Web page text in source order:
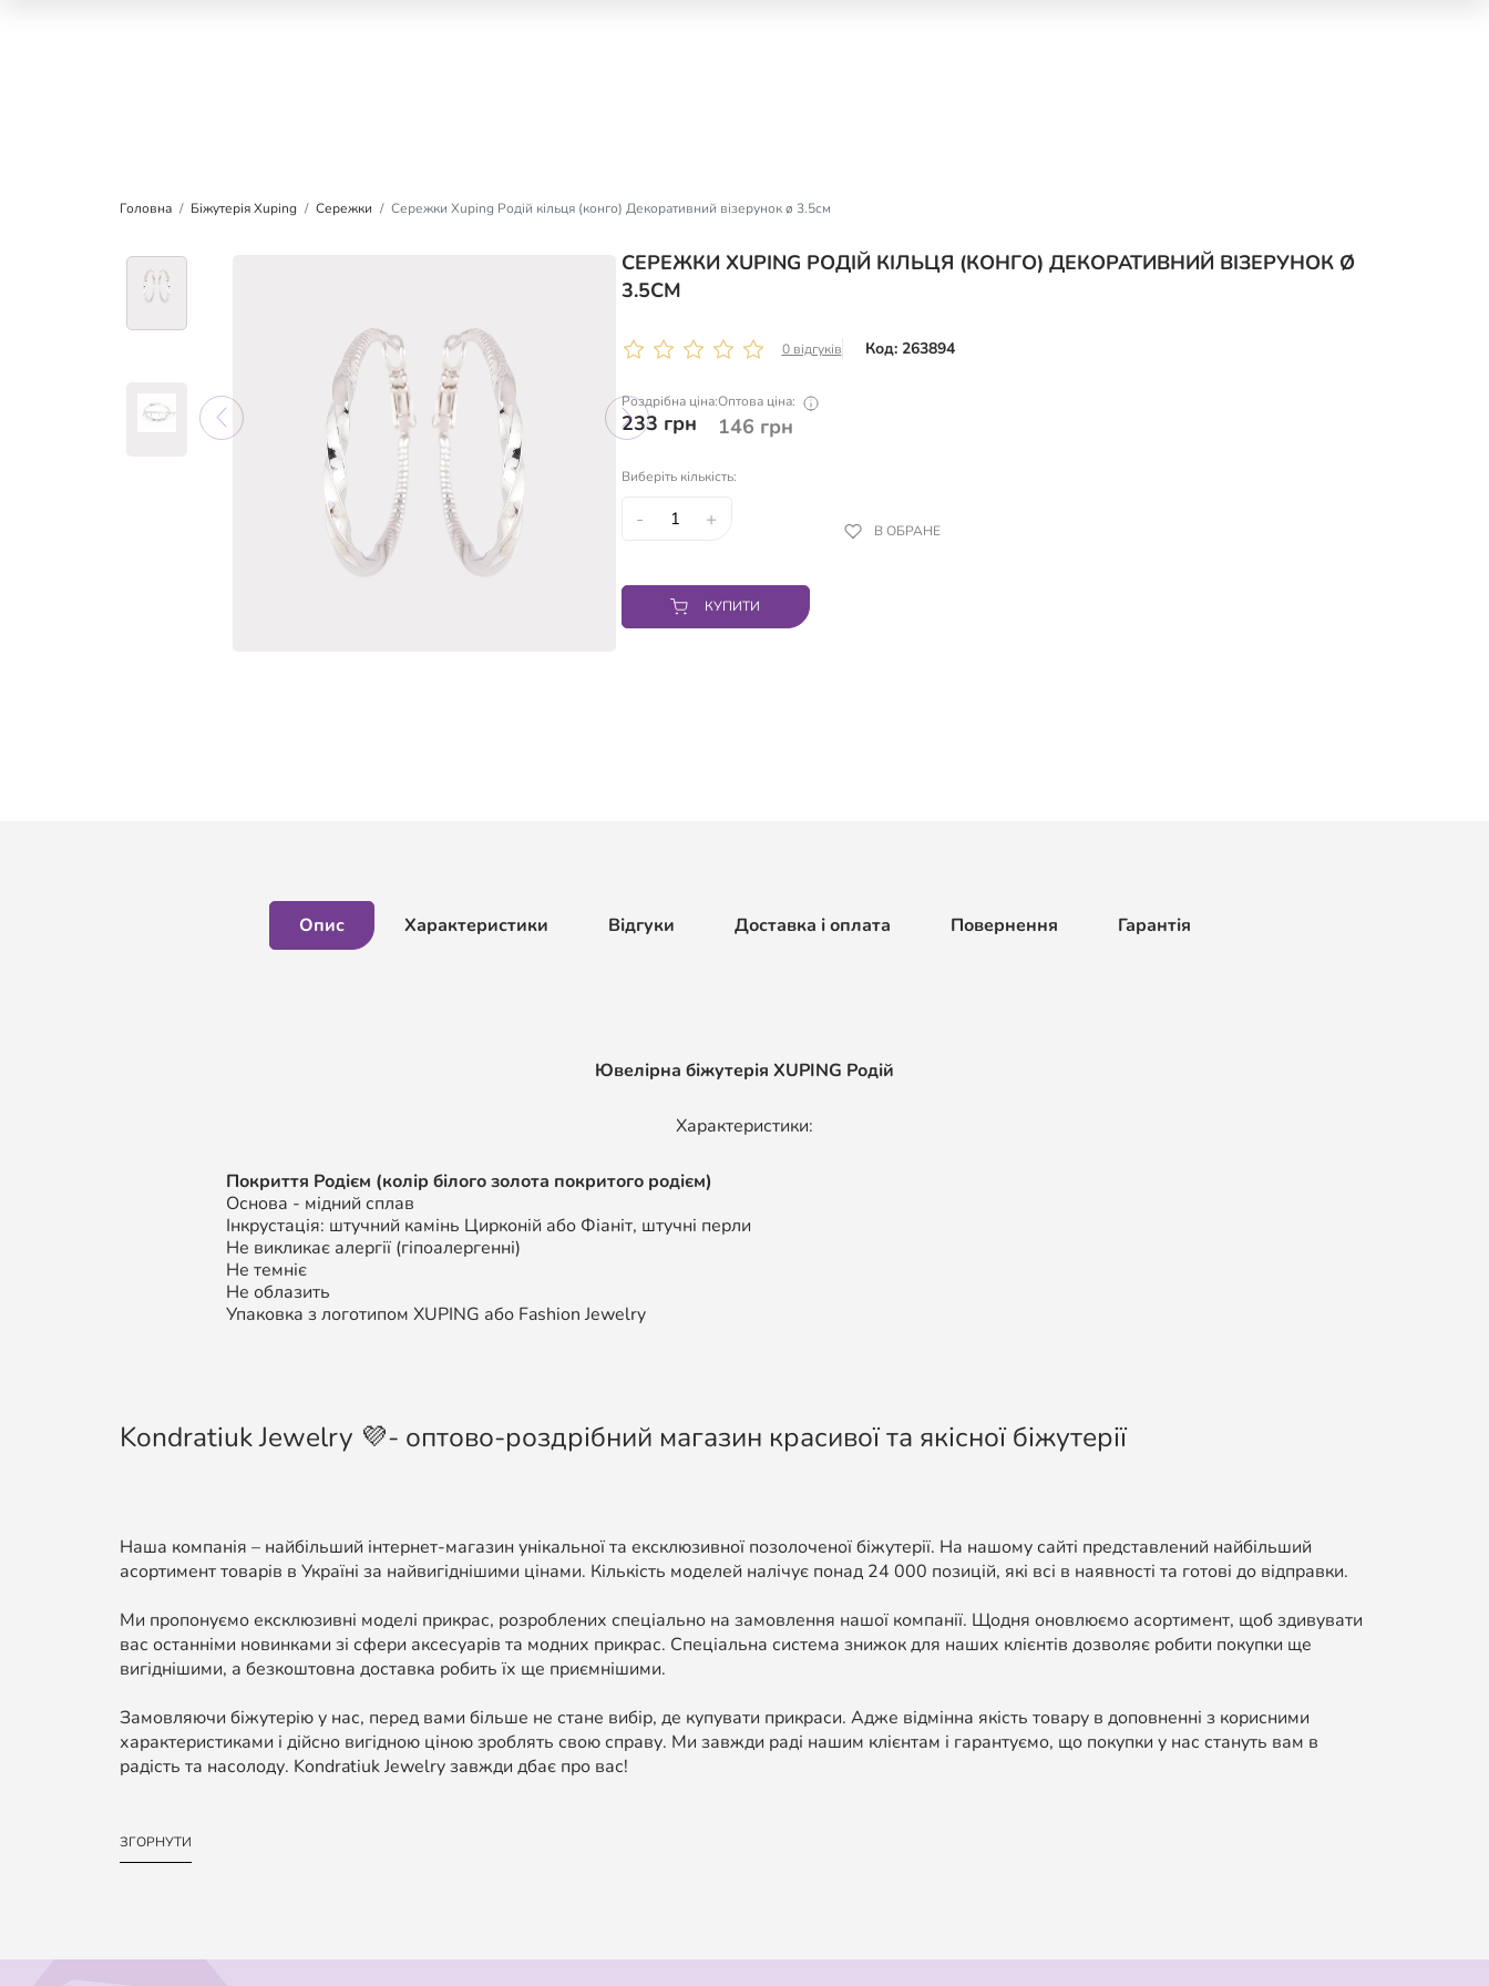
Головна Біжутерія Xuping Сережки Сережки Xuping Родій кільця (конго) Декоративний візерунок ø 3.5см
СЕРЕЖКИ XUPING РОДІЙ КІЛЬЦЯ (КОНГО) ДЕКОРАТИВНИЙ ВІЗЕРУНОК Ø
3.5СМ
0 відгуків Код: 263894
Роздрібна ціна:
233 грн
Оптова ціна:
146 грн
Виберіть кількість:
- + В ОБРАНЕ
КУПИТИ
Опис Характеристики Відгуки Доставка і оплата Повернення Гарантія
Ювелірна біжутерія XUPING Родій
Характеристики:
Покриття Родієм (колір білого золота покритого родієм)
Основа - мідний сплав
Інкрустація: штучний камінь Цирконій або Фіаніт, штучні перли
Не викликає алергії (гіпоалергенні)
Не темніє
Не облазить
Упаковка з логотипом XUPING або Fashion Jewelry
Kondratiuk Jewelry 💜- оптово-роздрібний магазин красивої та якісної біжутерії
Наша компанія – найбільший інтернет-магазин унікальної та ексклюзивної позолоченої біжутерії. На нашому сайті представлений найбільший
асортимент товарів в Україні за найвигіднішими цінами. Кількість моделей налічує понад 24 000 позицій, які всі в наявності та готові до відправки.
Ми пропонуємо ексклюзивні моделі прикрас, розроблених спеціально на замовлення нашої компанії. Щодня оновлюємо асортимент, щоб здивувати
вас останніми новинками зі сфери аксесуарів та модних прикрас. Спеціальна система знижок для наших клієнтів дозволяє робити покупки ще
вигіднішими, а безкоштовна доставка робить їх ще приємнішими.
Замовляючи біжутерію у нас, перед вами більше не стане вибір, де купувати прикраси. Адже відмінна якість товару в доповненні з корисними
характеристиками і дійсно вигідною ціною зроблять свою справу. Ми завжди раді нашим клієнтам і гарантуємо, що покупки у нас стануть вам в
радість та насолоду. Kondratiuk Jewelry завжди дбає про вас!
ЗГОРНУТИ